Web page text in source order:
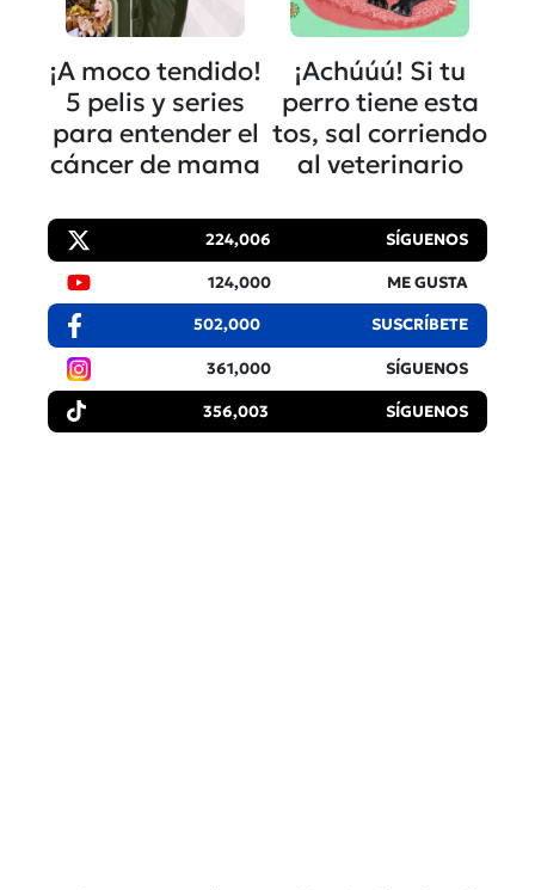
¡A moco tendido!
5 pelis y series
para entender el
cáncer de mama
¡Achúúú! Si tu
perro tiene esta
tos, sal corriendo
al veterinario
224,006 SÍGUENOS
124,000 ME GUSTA
502,000 SUSCRÍBETE
361,000 SÍGUENOS
356,003 SÍGUENOS